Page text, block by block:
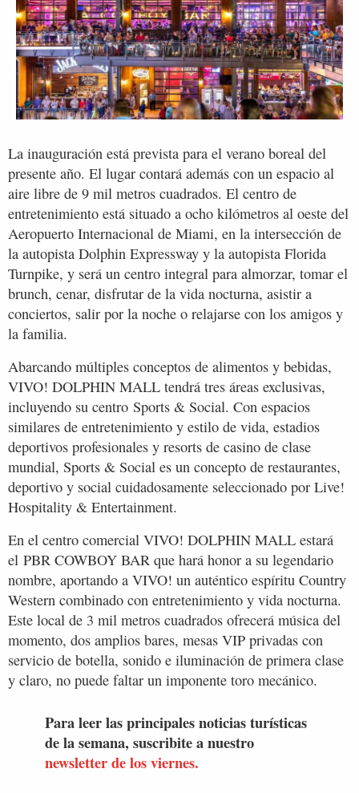
La inauguración está prevista para el verano boreal del
presente año. El lugar contará además con un espacio al
aire libre de 9 mil metros cuadrados. El centro de
entretenimiento está situado a ocho kilómetros al oeste del
Aeropuerto Internacional de Miami, en la intersección de
la autopista Dolphin Expressway y la autopista Florida
Turnpike, y será un centro integral para almorzar, tomar el
brunch, cenar, disfrutar de la vida nocturna, asistir a
conciertos, salir por la noche o relajarse con los amigos y
la familia.
Abarcando múltiples conceptos de alimentos y bebidas,
VIVO! DOLPHIN MALL tendrá tres áreas exclusivas,
incluyendo su centro Sports & Social. Con espacios
similares de entretenimiento y estilo de vida, estadios
deportivos profesionales y resorts de casino de clase
mundial, Sports & Social es un concepto de restaurantes,
deportivo y social cuidadosamente seleccionado por Live!
Hospitality & Entertainment.
En el centro comercial VIVO! DOLPHIN MALL estará
el PBR COWBOY BAR que hará honor a su legendario
nombre, aportando a VIVO! un auténtico espíritu Country
Western combinado con entretenimiento y vida nocturna.
Este local de 3 mil metros cuadrados ofrecerá música del
momento, dos amplios bares, mesas VIP privadas con
servicio de botella, sonido e iluminación de primera clase
y claro, no puede faltar un imponente toro mecánico.
Para leer las principales noticias turísticas
de la semana, suscribite a nuestro
newsletter de los viernes.